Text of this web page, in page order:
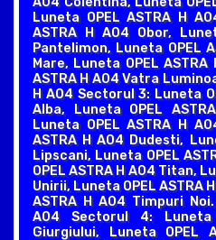
Luneta OPEL ASTRA H
ASTRA H A04 Obor,
Pantelimon, Luneta OPEL
Mare, Luneta OPEL
ASTRA H A04 Vatra
H A04 Sectorul 3: Luneta
Alba, Luneta OPEL
Luneta OPEL ASTRA H
ASTRA H A04 Dudesti,
Lipscani, Luneta OPEL
OPEL ASTRA H A04 Titan,
Unirii, Luneta OPEL ASTRA
ASTRA H A04 Timpuri
A04 Sectorul 4: Luneta
Giurgiului, Luneta OPEL